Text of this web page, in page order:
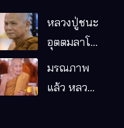
หลวงปู่ชนะ
อุตตมลาโภ
หมากอื๋อ
มรณภาพ
แล้ว หลวง